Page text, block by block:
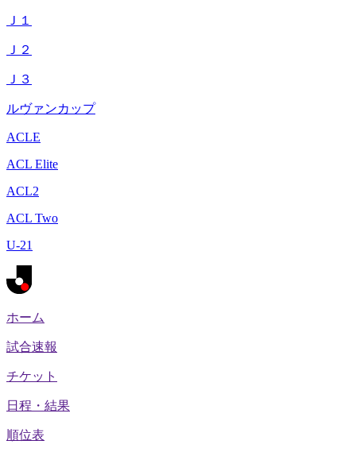
Ｊ１
Ｊ２
Ｊ３
ルヴァンカップ
ACLE
ACL Elite
ACL2
ACL Two
U-21
ホーム
試合速報
チケット
日程・結果
順位表